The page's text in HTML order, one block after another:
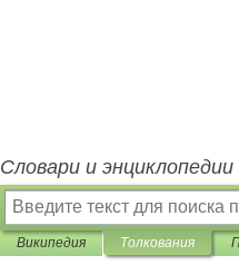
Словари и
Википедия Толкования